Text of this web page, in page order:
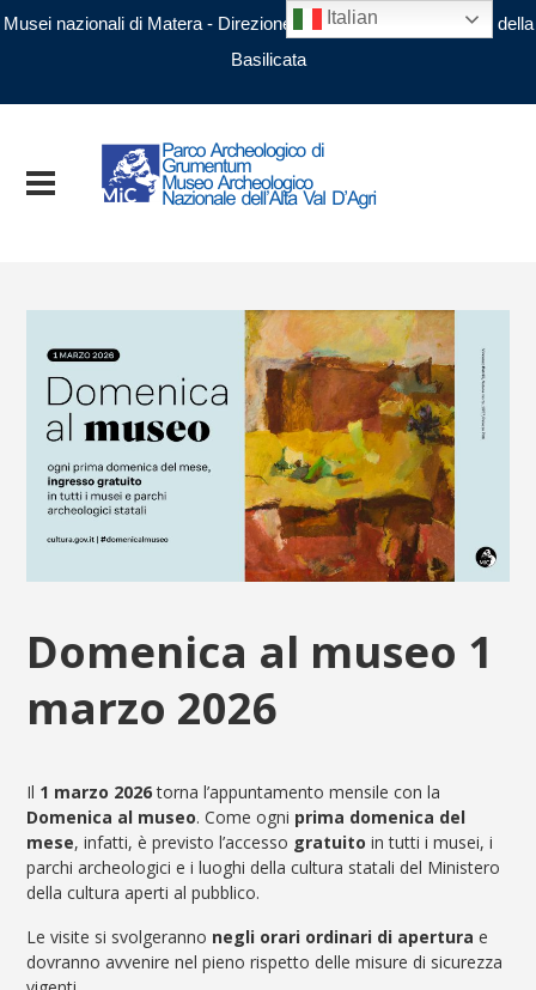
Musei nazionali di Matera - Direzione regionale Musei nazionali della
Basilicata
Domenica al museo 1
marzo 2026
Il 1 marzo 2026 torna l’appuntamento mensile con la
Domenica al museo. Come ogni prima domenica del
mese, infatti, è previsto l’accesso gratuitoin tutti i musei, i
parchi archeologici e i luoghi della cultura statali del Ministero
della cultura aperti al pubblico.
Le visite si svolgeranno negli orari ordinari di apertura e
dovranno avvenire nel pieno rispetto delle misure di sicurezza
Italian